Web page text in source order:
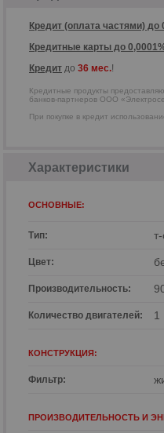
р
Кредит (оплата частями) до
Кредитные карты до
Кредит до 36 мес.!
Кредитные продукты
банков-партнеров ООО
При покупке в кредит
Характеристики
ОСНОВНЫЕ:
Тип:
Цвет:
Производительность:
Количество двигателей: 1
КОНСТРУКЦИЯ:
Фильтр:
ПРОИЗВОДИТЕЛЬНОСТЬ И